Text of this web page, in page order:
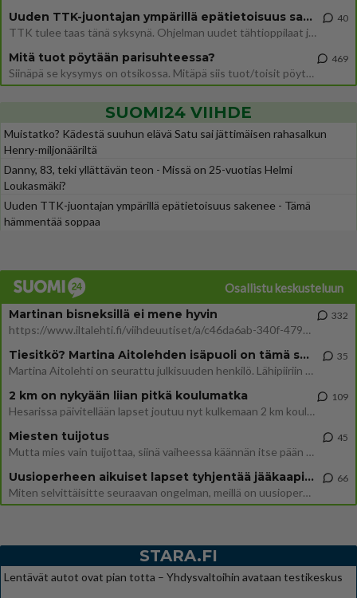
Uuden TTK-juontajan ympärillä epätietoisuus sakenee - Nyt MTV hämmentää soppaa
TTK tulee taas tänä syksynä. Ohjelman uudet tähtioppilaat julkistetaan torstaina 6. elokuuta klo 14 alkavassa lehdistö
40
Mitä tuot pöytään parisuhteessa?
Siinäpä se kysymys on otsikossa. Mitäpä siis tuot/toisit pöytään parisuhteessa? Oletko mies vai nainen? Koetko sen mitä
469
SUOMI24 VIIHDE
Muistatko? Kädestä suuhun elävä Satu sai jättimäisen rahasalkun
Henry-miljonääriltä
Danny, 83, teki yllättävän teon - Missä on 25-vuotias Helmi
Loukasmäki?
Uuden TTK-juontajan ympärillä epätietoisuus sakenee - Tämä
hämmentää soppaa
Osallistu keskusteluun
Martinan bisneksillä ei mene hyvin
https://www.iltalehti.fi/viihdeuutiset/a/c46da6ab-340f-4790-aaa7-0865eed2336 Yrityksen konkurssihakemus on tullut kärä
332
Tiesitkö? Martina Aitolehden isäpuoli on tämä suosittu laulaja
Martina Aitolehti on seurattu julkisuuden henkilö. Lähipiiriin mahtuu muitakin tunnettuja henkilöitä. Tiesitkö, että Ma
35
2 km on nykyään liian pitkä koulumatka
Hesarissa päivitellään lapset joutuu nyt kulkemaan 2 km kouluun jösses. Ruostefillarilla tuo matka menee vaikka miten äk
109
Miesten tuijotus
Mutta mies vain tuijottaa, siinä vaiheessa käännän itse pään pois. Mikä juttu? Yleensä jos joku tuijottaa tai katsoo, hä
45
Uusioperheen aikuiset lapset tyhjentää jääkaapin käydessään
Miten selvittäisitte seuraavan ongelman, meillä on uusioperhe, minulla teini-ikäiset lapset ja puolisolla aikuiset, jotk
66
STARA.FI
Lentävät autot ovat pian totta – Yhdysvaltoihin avataan testikeskus